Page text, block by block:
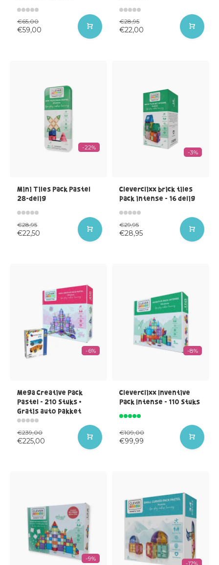
€65,00
€59,00
€28,95
€22,00
-22%
Mini Tiles Pack Pastel
28-delig
€28,95
€22,50
-3%
Cleverclixx brick tiles
pack intense - 16 delig
€29,95
€28,95
-6%
Mega Creative Pack
Pastel - 210 Stuks +
Gratis auto pakket
€239,00
€225,00
-8%
Cleverclixx Inventive
Pack Intense - 110 Stuks
€109,00
€99,99
-9%
-17%